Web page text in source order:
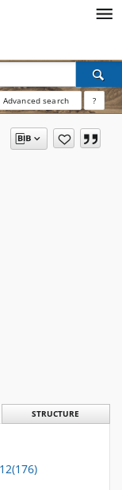
Advanced search ?
STRUCTURE